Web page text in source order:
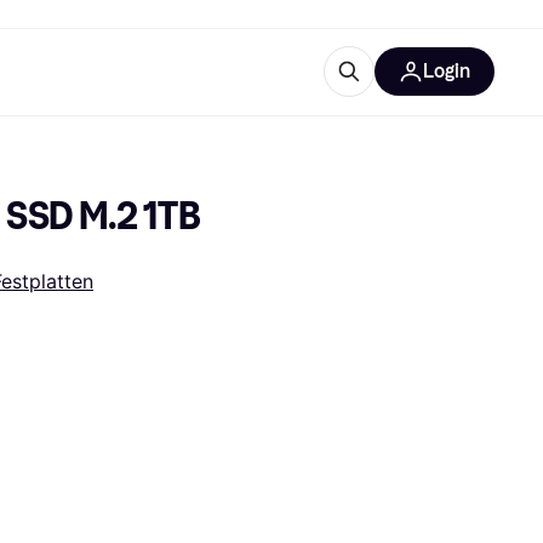
Login
M.2 1TB